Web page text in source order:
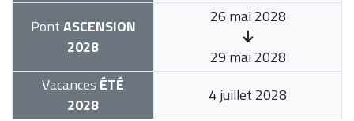
PontASCENSION
2028
26 mai 2028
29 mai 2028
Vacances ÉTÉ
2028
4 juillet 2028